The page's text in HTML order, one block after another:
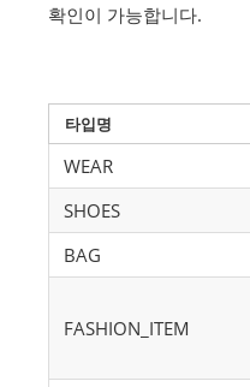
확인이 가능합니다.
타입명
WEAR
SHOES
BAG
FASHION_ITEM